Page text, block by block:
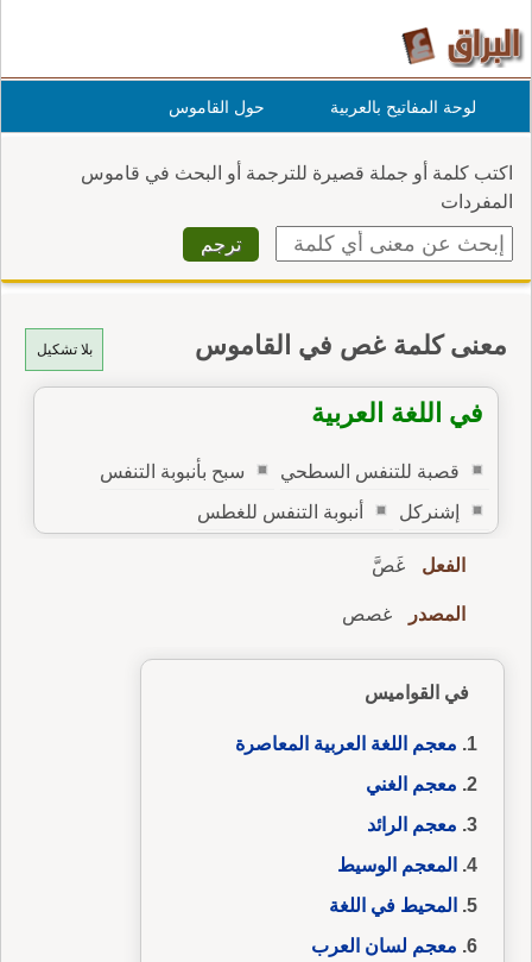
لوحة المفاتيح بالعربية حول القاموس
اكتب كلمة أو جملة قصيرة للترجمة أو البحث في قاموس
المفردات
بلا تشكيل معنى كلمة غص في القاموس
في اللغة العربية
قصبة للتنفس السطحي
سبح بأنبوبة التنفس
إشنركل
أنبوبة التنفس للغطس
الفعل غَصَّ
المصدر غصص
في القواميس
معجم اللغة العربية المعاصرة
معجم الغني
معجم الرائد
المعجم الوسيط
المحيط في اللغة
معجم لسان العرب